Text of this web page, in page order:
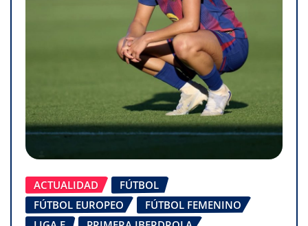
ACTUALIDAD
FÚTBOL
FÚTBOL EUROPEO
FÚTBOL FEMENINO